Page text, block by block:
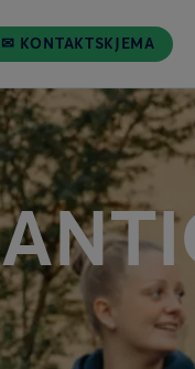
✉ KONTAKTSKJEMA